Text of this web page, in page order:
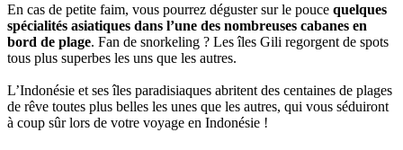
En cas de petite faim, vous pourrez déguster sur le pouce quelques
spécialités asiatiques dans l’une des nombreuses cabanes en
bord de plage. Fan de snorkeling ? Les îles Gili regorgent de spots
tous plus superbes les uns que les autres.
L’Indonésie et ses îles paradisiaques abritent des centaines de plages
de rêve toutes plus belles les unes que les autres, qui vous séduiront
à coup sûr lors de votre voyage en Indonésie !